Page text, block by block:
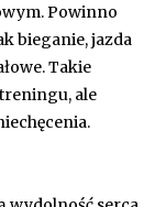
Powinno
bieganie, jazda
Takie
ale